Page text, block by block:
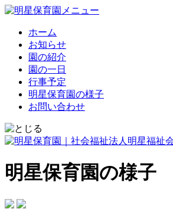
ホーム
お知らせ
園の紹介
園の一日
行事予定
明星保育園の様子
お問い合わせ
明星保育園の様子